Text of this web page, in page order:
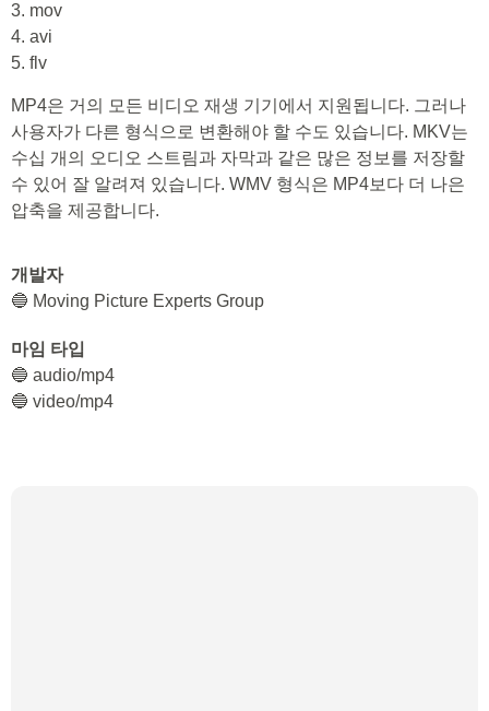
3. mov
4. avi
5. flv
MP4은 거의 모든 비디오 재생 기기에서 지원됩니다. 그러나
사용자가 다른 형식으로 변환해야 할 수도 있습니다. MKV는
수십 개의 오디오 스트림과 자막과 같은 많은 정보를 저장할
수 있어 잘 알려져 있습니다. WMV 형식은 MP4보다 더 나은
압축을 제공합니다.
개발자
🔵 Moving Picture Experts Group
마임 타입
🔵 audio/mp4
🔵 video/mp4